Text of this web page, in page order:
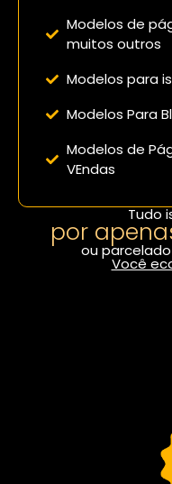
Modelos de
muitos outros
Modelos para
Modelos Para
Modelos de
VEndas
Tudo
por
ou
Você